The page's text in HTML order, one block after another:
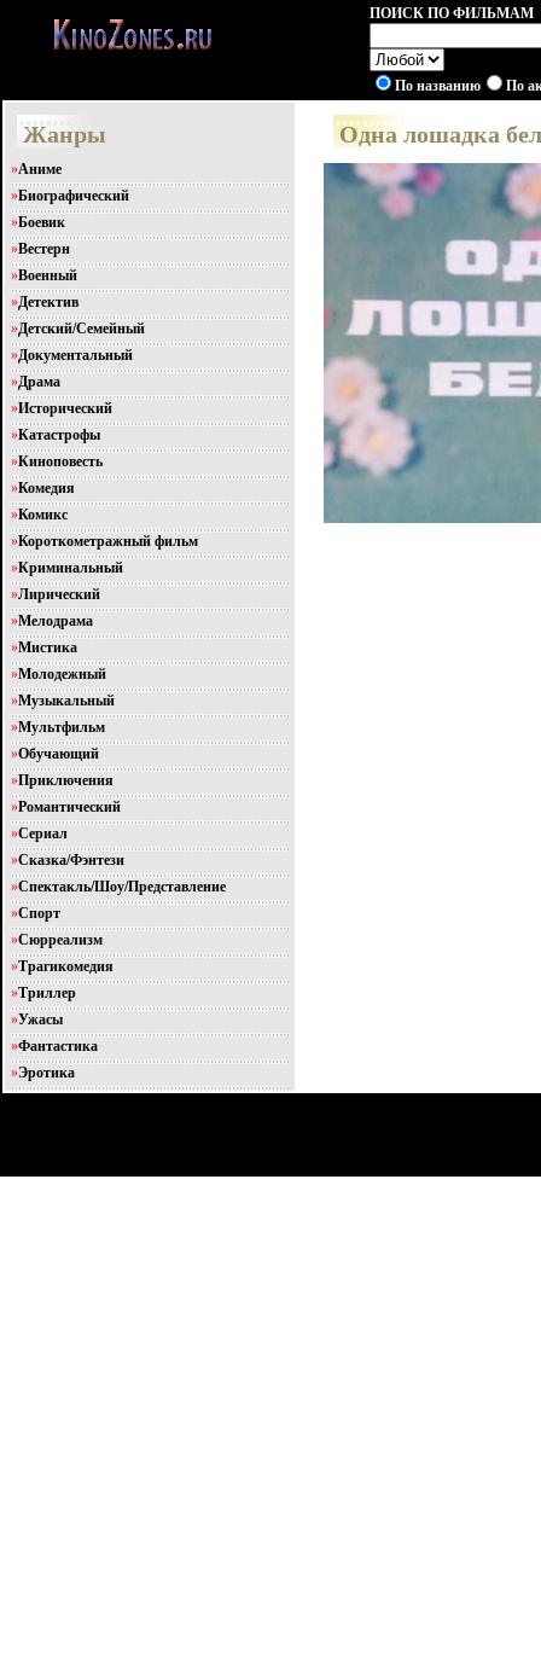
ПОИСК ПО ФИЛЬМАМ
По названию По
Жанры
»Аниме
»Биографический
»Боевик
»Вестерн
»Военный
»Детектив
»Детский/Семейный
»Документальный
»Драма
»Исторический
»Катастрофы
»Киноповесть
»Комедия
»Комикс
»Короткометражный фильм
»Криминальный
»Лирический
»Мелодрама
»Мистика
»Молодежный
»Музыкальный
»Мультфильм
»Обучающий
»Приключения
»Романтический
»Сериал
»Сказка/Фэнтези
»Спектакль/Шоу/Представление
»Спорт
»Сюрреализм
»Трагикомедия
»Триллер
»Ужасы
»Фантастика
»Эротика
Одна лошадка